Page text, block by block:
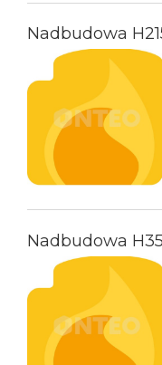
Nadbudowa
Nadbudowa